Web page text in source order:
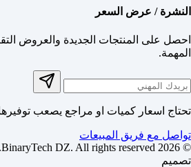
النشرة / عرض السعر
احصل على المنتجات الجديدة والعروض
المهمة.
تحتاج اسعار كميات او مراجع يصعب
تواصل مع فريق المبيعات
© 2026 BinaryTech DZ. All rights reserved.
تصميم